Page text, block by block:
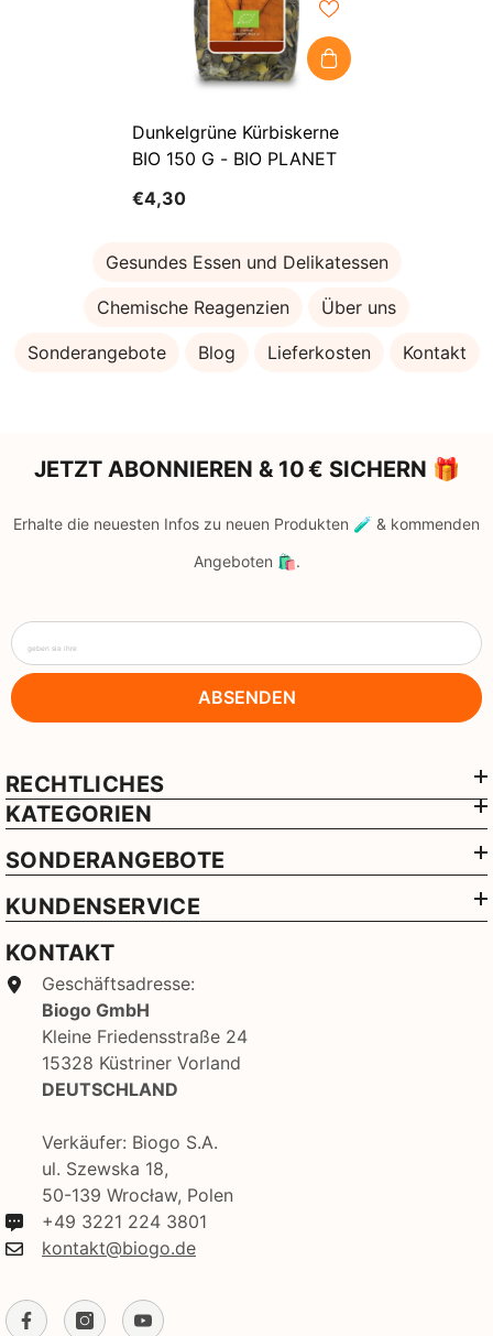
Dunkelgrüne Kürbiskerne
BIO 150 G - BIO PLANET
€4,30
Gesundes Essen und Delikatessen
Chemische Reagenzien Über uns
Sonderangebote Blog Lieferkosten Kontakt
JETZT ABONNIEREN & 10 € SICHERN 🎁
Erhalte die neuesten Infos zu neuen Produkten 🧪 & kommenden
Angeboten 🛍️.
geben sie ihre
ABSENDEN
RECHTLICHES
KATEGORIEN
SONDERANGEBOTE
KUNDENSERVICE
KONTAKT
Geschäftsadresse:
Biogo GmbH
Kleine Friedensstraße 24
15328 Küstriner Vorland
DEUTSCHLAND
Verkäufer: Biogo S.A.
ul. Szewska 18,
50-139 Wrocław, Polen
+49 3221 224 3801
kontakt@biogo.de